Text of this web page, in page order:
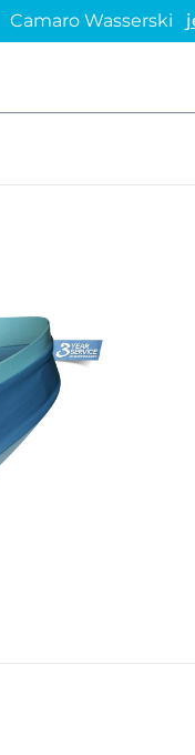
Camaro Wasserski